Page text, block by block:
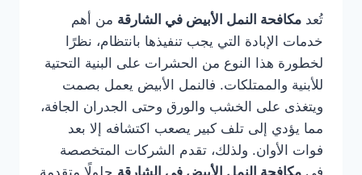
تُعد مكافحة النمل الأبيض في الشارقة من أهم
خدمات الإبادة التي يجب تنفيذها بانتظام، نظرًا
لخطورة هذا النوع من الحشرات على البنية التحتية
للأبنية والممتلكات. فالنمل الأبيض يعمل بصمت
ويتغذى على الخشب والورق وحتى الجدران الجافة،
مما يؤدي إلى تلف كبير يصعب اكتشافه إلا بعد
فوات الأوان. ولذلك، تقدم الشركات المتخصصة
في مكافحة النمل الأبيض في الشارقة حلولًا متقدمة